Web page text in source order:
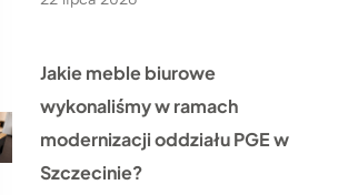
Jakie meble biurowe
wykonaliśmy w ramach
modernizacji oddziału PGE w
Szczecinie?